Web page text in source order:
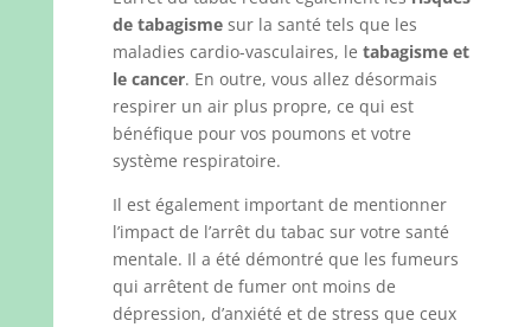
de tabagismesur la santé tels que les
maladies cardio-vasculaires, le tabagisme et
le cancer. En outre, vous allez désormais
respirer un air plus propre, ce qui est
bénéfique pour vos poumons et votre
système respiratoire.
Il est également important de mentionner
l’impact de l’arrêt du tabac sur votre santé
mentale. Il a été démontré que les fumeurs
qui arrêtent de fumer ont moins de
dépression, d’anxiété et de stress que ceux